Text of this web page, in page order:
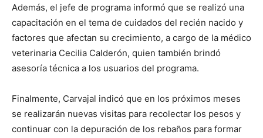
Además, el jefe de programa informó que se realizó una
capacitación en el tema de cuidados del recién nacido y
factores que afectan su crecimiento, a cargo de la médico
veterinaria Cecilia Calderón, quien también brindó
asesoría técnica a los usuarios del programa.
Finalmente, Carvajal indicó que en los próximos meses
se realizarán nuevas visitas para recolectar los pesos y
continuar con la depuración de los rebaños para formar